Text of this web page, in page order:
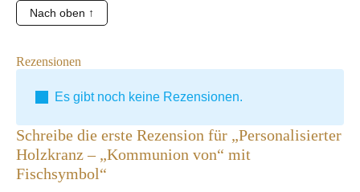
Nach oben ↑
Rezensionen
Es gibt noch keine Rezensionen.
Schreibe die erste Rezension für „Personalisierter
Holzkranz – „Kommunion von“ mit
Fischsymbol“